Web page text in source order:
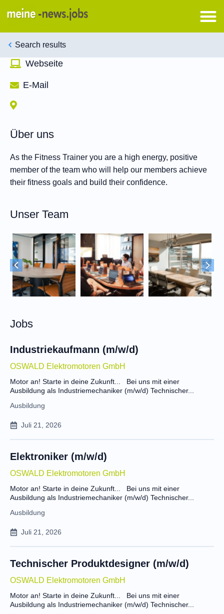
Search results
Webseite
E-Mail
Über uns
As the Fitness Trainer you are a high energy, positive
member of the team who will help our members achieve
their fitness goals and build their confidence.
Unser Team
Jobs
Industriekaufmann (m/w/d)
OSWALD Elektromotoren GmbH
Ausbildung
Motor an! Starte in deine Zukunft... Bei uns mit einer
Ausbildung als Industriemechaniker (m/w/d) Technischer...
Juli 21, 2026
Elektroniker (m/w/d)
OSWALD Elektromotoren GmbH
Ausbildung
Motor an! Starte in deine Zukunft... Bei uns mit einer
Ausbildung als Industriemechaniker (m/w/d) Technischer...
Juli 21, 2026
Technischer Produktdesigner (m/w/d)
OSWALD Elektromotoren GmbH
Motor an! Starte in deine Zukunft... Bei uns mit einer
Ausbildung als Industriemechaniker (m/w/d) Technischer...